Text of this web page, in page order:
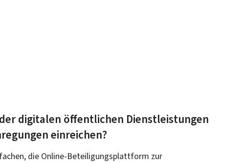
digitalen öffentlichen Dienstleistungen
einreichen?
die Online-Beteiligungsplattform zur